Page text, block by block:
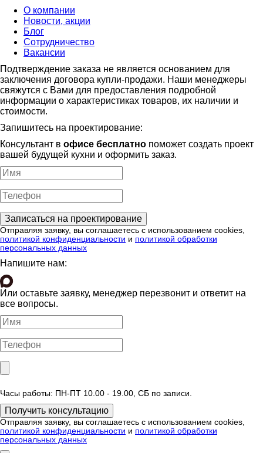
О компании
Новости, акции
Блог
Сотрудничество
Вакансии
Подтверждение заказа не является основанием для
заключения договора купли-продажи. Наши менеджеры
свяжутся с Вами для предоставления подробной
информации о характеристиках товаров, их наличии и
стоимости.
Запишитесь на проектирование:
Консультант в офисе бесплатно поможет создать проект
вашей будущей кухни и оформить заказ.
Отправляя заявку, вы соглашаетесь с использованием cookies,
политикой конфиденциальности и политикой обработки
персональных данных
Напишите нам:
Или оставьте заявку, менеджер перезвонит и ответит на
все вопросы.
Часы работы: ПН-ПТ 10.00 - 19.00, СБ по записи.
Отправляя заявку, вы соглашаетесь с использованием cookies,
политикой конфиденциальности и политикой обработки
персональных данных